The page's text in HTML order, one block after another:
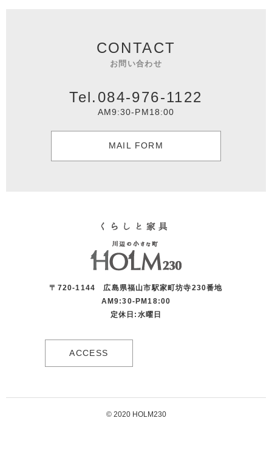
CONTACT
お問い合わせ
Tel.084-976-1122
AM9:30-PM18:00
MAIL FORM
〒720-1144 広島県福山市駅家町坊寺230番地
AM9:30-PM18:00
定休日:水曜日
ACCESS
© 2020 HOLM230